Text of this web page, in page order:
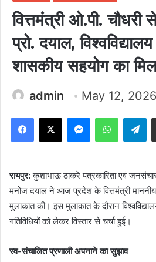
वित्तमंत्री ओ.पी.
प्रो. दयाल,
शासकीय सहयोग का
admin May 12, 2026
Facebook
X MessengerWhatsApp
रायपुर:कुशाभाऊ ठाकरे पत्रकारिता एवं
मनोज दयाल ने आज प्रदेश के वित्तमंत्री
मुलाकात की। इस मुलाकात के दौरान
गतिविधियों को लेकर विस्तार से चर्चा हुई।
स्व-संचालित प्रणाली अपनाने का सुझाव